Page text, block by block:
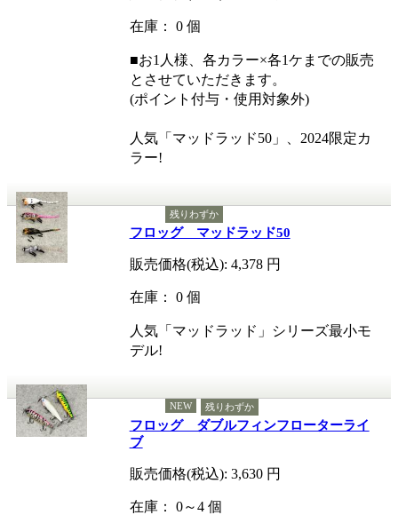
在庫： 0 個
■お1人様、各カラー×各1ケまでの販売
とさせていただきます。
(ポイント付与・使用対象外)
人気「マッドラッド50」、2024限定カ
ラー!
残りわずか
フロッグ マッドラッド50
販売価格(税込): 4,378 円
在庫： 0 個
人気「マッドラッド」シリーズ最小モ
デル!
NEW 残りわずか
フロッグ ダブルフィンフローターライ
ブ
販売価格(税込): 3,630 円
在庫： 0～4 個